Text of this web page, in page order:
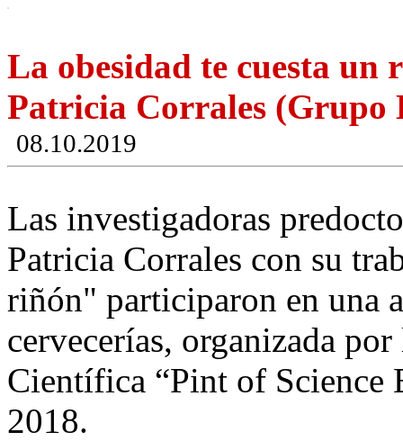
La obesidad te cuesta
Patricia Corrales (Grupo
08.10.2019
Las investigadoras
Patricia Corrales con su
riñón" participaron en una
cervecerías, organizada
Científica “Pint of Science
2018.